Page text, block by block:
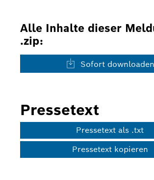
Alle Inhalte dieser
.zip:
Sofort downloaden
Pressetext
Pressetext als .txt
Pressetext kopieren